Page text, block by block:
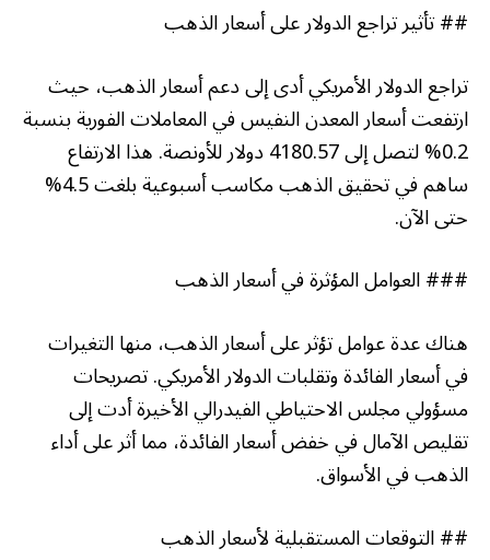
## تأثير تراجع الدولار على أسعار الذهب
تراجع الدولار الأمريكي أدى إلى دعم أسعار الذهب، حيث
ارتفعت أسعار المعدن النفيس في المعاملات الفورية بنسبة
0.2% لتصل إلى 4180.57 دولار للأونصة. هذا الارتفاع
ساهم في تحقيق الذهب مكاسب أسبوعية بلغت 4.5%
حتى الآن.
### العوامل المؤثرة في أسعار الذهب
هناك عدة عوامل تؤثر على أسعار الذهب، منها التغيرات
في أسعار الفائدة وتقلبات الدولار الأمريكي. تصريحات
مسؤولي مجلس الاحتياطي الفيدرالي الأخيرة أدت إلى
تقليص الآمال في خفض أسعار الفائدة، مما أثر على أداء
الذهب في الأسواق.
## التوقعات المستقبلية لأسعار الذهب